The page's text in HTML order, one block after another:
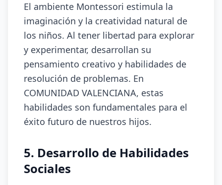
El ambiente Montessori estimula la
imaginación y la creatividad natural de
los niños. Al tener libertad para explorar
y experimentar, desarrollan su
pensamiento creativo y habilidades de
resolución de problemas. En
COMUNIDAD VALENCIANA, estas
habilidades son fundamentales para el
éxito futuro de nuestros hijos.
5. Desarrollo de Habilidades
Sociales